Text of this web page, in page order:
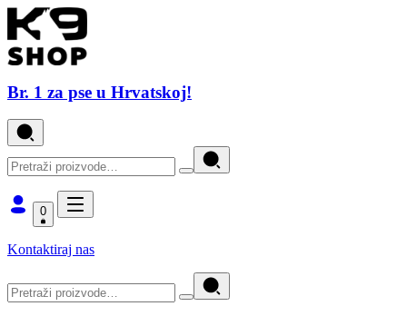
Br. 1 za pse u Hrvatskoj!
0
Kontaktiraj nas